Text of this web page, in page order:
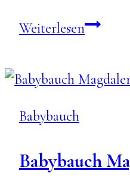
Weiterlesen
Judith
Babybauch
Babybauch